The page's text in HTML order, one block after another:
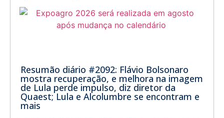
Resumão diário #2092: Flávio Bolsonaro
mostra recuperação, e melhora na imagem
de Lula perde impulso, diz diretor da
Quaest; Lula e Alcolumbre se encontram e
mais